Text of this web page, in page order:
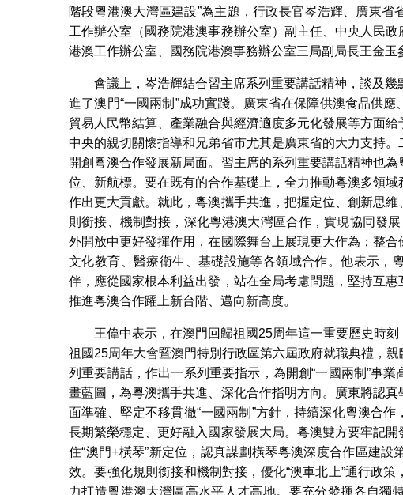
階段粵港澳大灣區建設”為主題，行政長官岑浩輝、廣東
工作辦公室（國務院港澳事務辦公室）副主任、中央人民
港澳工作辦公室、國務院港澳事務辦公室三局副局長王金玉
會議上，岑浩輝結合習主席系列重要講話精神，談及
進了澳門“一國兩制”成功實踐。廣東省在保障供澳食品供
貿易人民幣結算、產業融合與經濟適度多元化發展等方面
中央的親切關懷指導和兄弟省市尤其是廣東省的大力支持
開創粵澳合作發展新局面。習主席的系列重要講話精神也
位、新航標。要在既有的合作基礎上，全力推動粵澳多領
作出更大貢獻。就此，粵澳攜手共進，把握定位、創新思
則銜接、機制對接，深化粵港澳大灣區合作，實現協同發
外開放中更好發揮作用，在國際舞台上展現更大作為；整
文化教育、醫療衛生、基礎設施等各領域合作。他表示，
伴，應從國家根本利益出發，站在全局考慮問題，堅持互
推進粵澳合作躍上新台階、邁向新高度。
王偉中表示，在澳門回歸祖國25周年這一重要歷史時
祖國25周年大會暨澳門特別行政區第六屆政府就職典禮，
列重要講話，作出一系列重要指示，為開創“一國兩制”事
畫藍圖，為粵澳攜手共進、深化合作指明方向。廣東將認
面準確、堅定不移貫徹“一國兩制”方針，持續深化粵澳合
長期繁榮穩定、更好融入國家發展大局。粵澳雙方要牢記
住“澳門+橫琴”新定位，認真謀劃橫琴粵澳深度合作區建
效。要強化規則銜接和機制對接，優化“澳車北上”通行政
力打造粵港澳大灣區高水平人才高地。要充分發揮各自獨